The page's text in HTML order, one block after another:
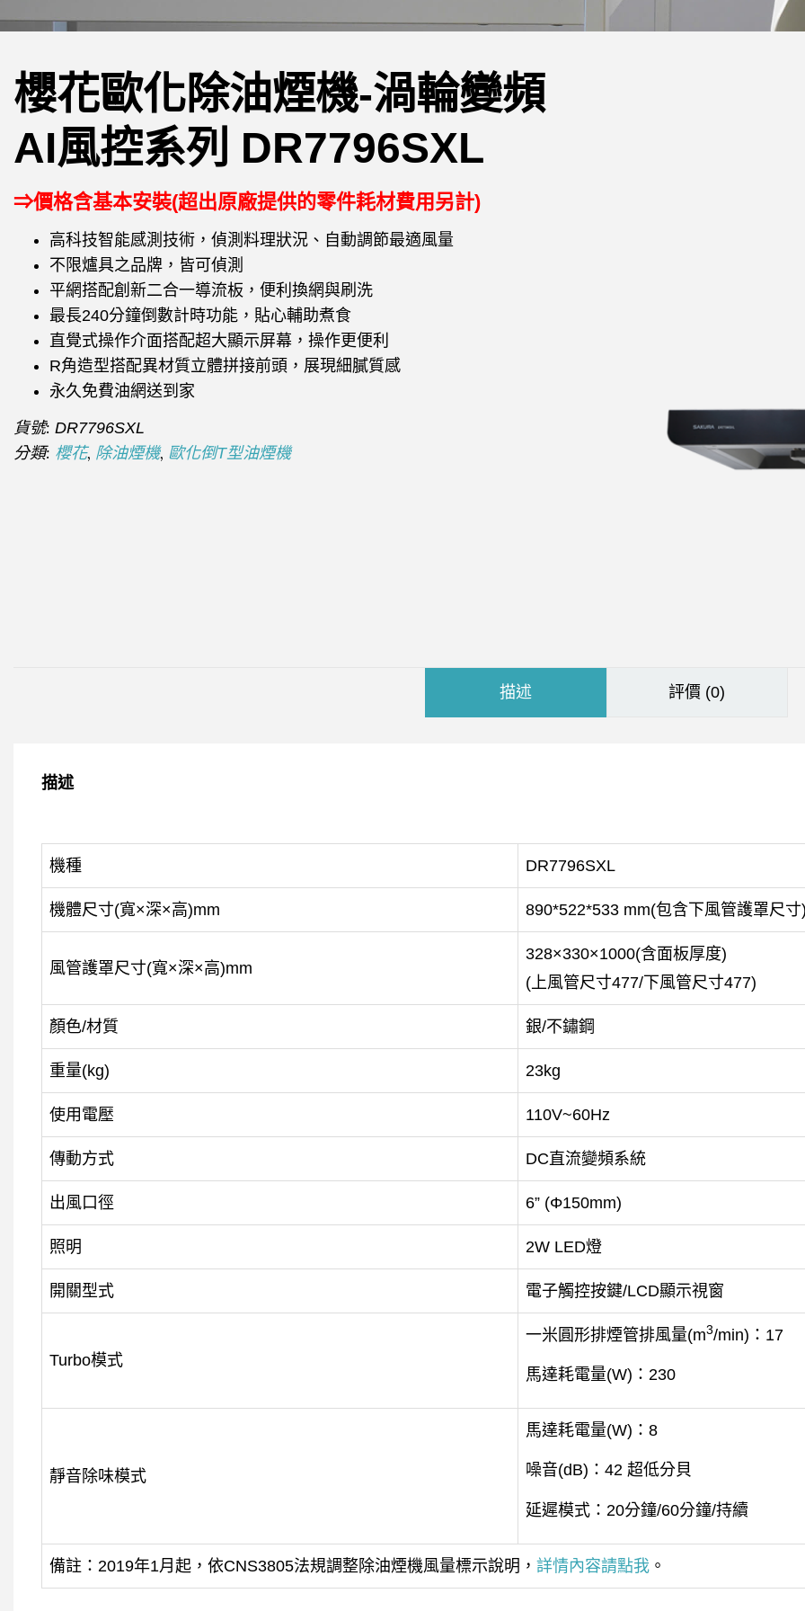
櫻花歐化除油煙機-渦輪變頻
AI風控系列 DR7796SXL
⇒價格含基本安裝(超出原廠提供的零件耗材費用另計)
高科技智能感測技術，偵測料理狀況、自動調節最適風量
不限爐具之品牌，皆可偵測
平網搭配創新二合一導流板，便利換網與刷洗
最長240分鐘倒數計時功能，貼心輔助煮食
直覺式操作介面搭配超大顯示屏幕，操作更便利
R角造型搭配異材質立體拼接前頭，展現細膩質感
永久免費油網送到家
貨號: DR7796SXL
分類: 櫻花, 除油煙機, 歐化倒T型油煙機
描述 評價 (0)
描述
機種 DR7796SXL
機體尺寸(寬×深×高)mm 890*522*533 mm(包含下風管護罩尺寸
風管護罩尺寸(寬×深×高)mm
328×330×1000(含面板厚度)
(上風管尺寸477/下風管尺寸477)
顏色/材質 銀/不鏽鋼
重量(kg) 23kg
使用電壓 110V~60Hz
傳動方式 DC直流變頻系統
出風口徑 6” (Φ150mm)
照明 2W LED燈
開關型式 電子觸控按鍵/LCD顯示視窗
Turbo模式
一米圓形排煙管排風量(m3/min)：17
馬達耗電量(W)：230
靜音除味模式
馬達耗電量(W)：8
噪音(dB)：42 超低分貝
延遲模式：20分鐘/60分鐘/持續
備註：2019年1月起，依CNS3805法規調整除油煙機風量標示說明， 詳情內容請點我 。